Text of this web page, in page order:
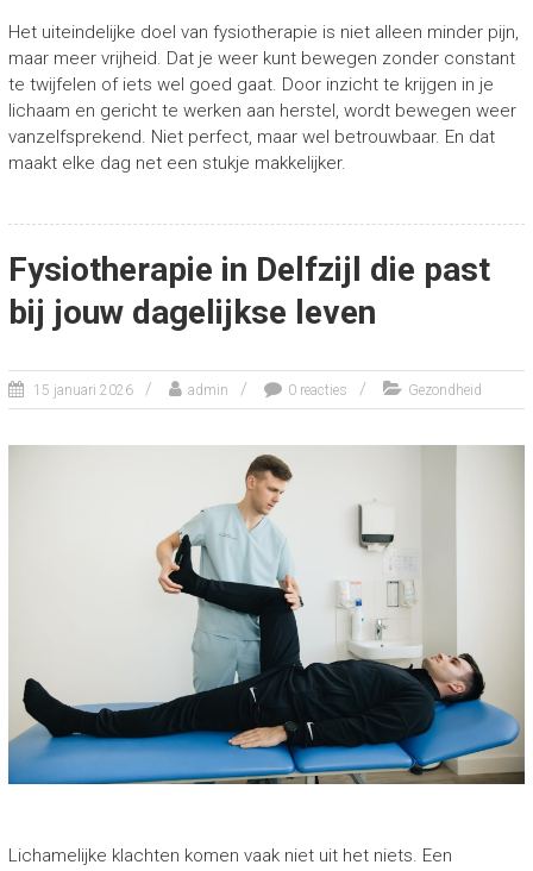
Het uiteindelijke doel van fysiotherapie is niet alleen minder pijn,
maar meer vrijheid. Dat je weer kunt bewegen zonder constant
te twijfelen of iets wel goed gaat. Door inzicht te krijgen in je
lichaam en gericht te werken aan herstel, wordt bewegen weer
vanzelfsprekend. Niet perfect, maar wel betrouwbaar. En dat
maakt elke dag net een stukje makkelijker.
Fysiotherapie in Delfzijl die past
bij jouw dagelijkse leven
15 januari 2026 admin 0 reacties Gezondheid
Lichamelijke klachten komen vaak niet uit het niets. Een